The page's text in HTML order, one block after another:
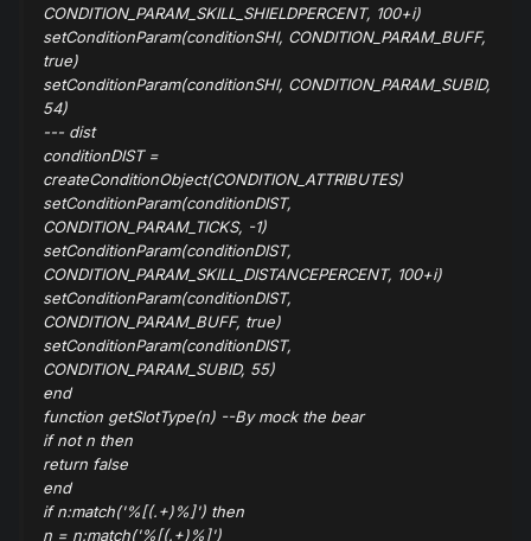
CONDITION_PARAM_SKILL_SHIELDPERCENT, 100+i)
setConditionParam(conditionSHI, CONDITION_PARAM_BUFF,
true)
setConditionParam(conditionSHI, CONDITION_PARAM_SUBID,
54)
--- dist
conditionDIST=
createConditionObject(CONDITION_ATTRIBUTES)
setConditionParam(conditionDIST,
CONDITION_PARAM_TICKS, -1)
setConditionParam(conditionDIST,
CONDITION_PARAM_SKILL_DISTANCEPERCENT, 100+i)
setConditionParam(conditionDIST,
CONDITION_PARAM_BUFF, true)
setConditionParam(conditionDIST,
CONDITION_PARAM_SUBID, 55)
end
function getSlotType(n) --By mock the bear
if not n then
return false
end
if n:match('%[(.+)%]') then
n = n:match('%[(.+)%]')